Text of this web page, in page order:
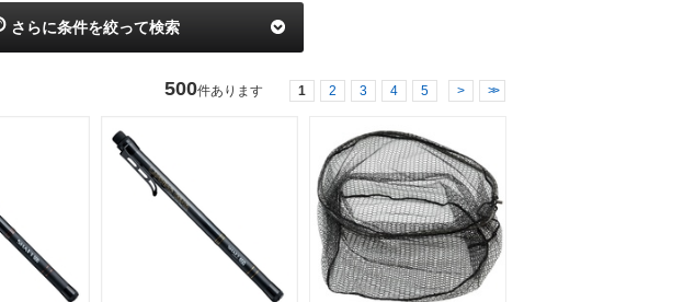
さらに条件を絞って検索
500件あります 1 2 3 4 5 > >>